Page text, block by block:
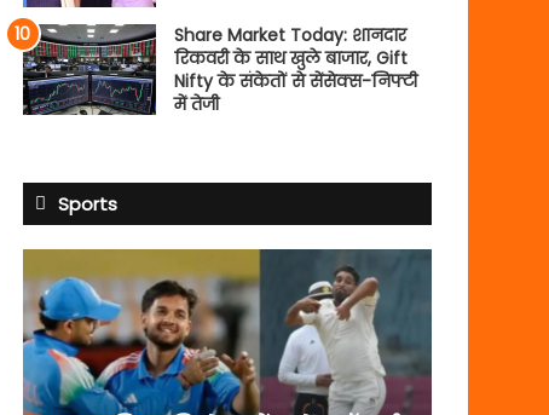
Share Market Today: शानदार
रिकवरी के साथ खुले बाजार, Gift
Nifty के संकेतों से सेंसेक्स-निफ्टी
में तेजी
Sports
गिल
की
सेना
4